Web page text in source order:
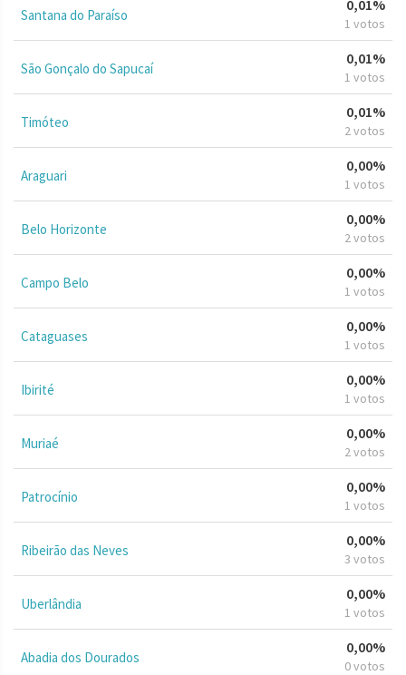
Santana do Paraíso
0,01%
1 votos
São Gonçalo do Sapucaí
0,01%
1 votos
Timóteo
0,01%
2 votos
Araguari
0,00%
1 votos
Belo Horizonte
0,00%
2 votos
Campo Belo
0,00%
1 votos
Cataguases
0,00%
1 votos
Ibirité
0,00%
1 votos
Muriaé
0,00%
2 votos
Patrocínio
0,00%
1 votos
Ribeirão das Neves
0,00%
3 votos
Uberlândia
0,00%
1 votos
Abadia dos Dourados
0,00%
0 votos